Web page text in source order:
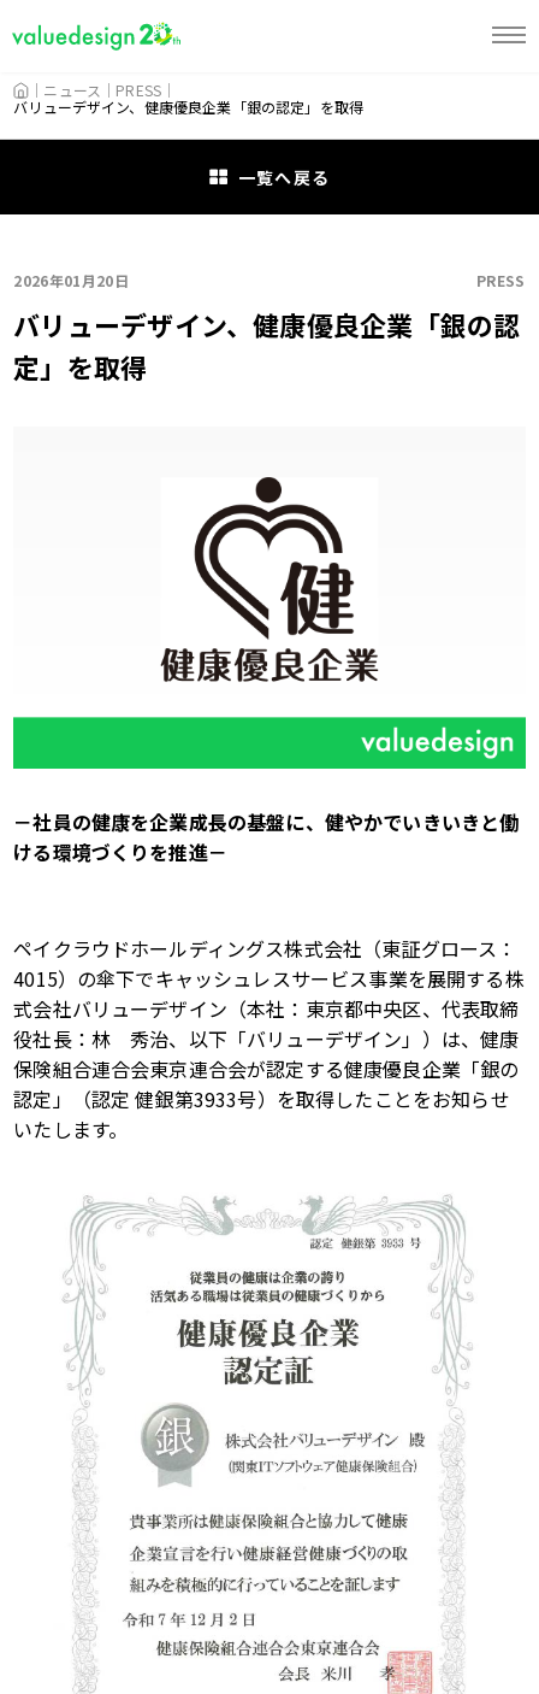
HOMEニュース
PRESS
バリューデザイン、健康優良企業「銀の認定」を取得
一覧へ戻る
2026年01月20日 PRESS
バリューデザイン、健康優良企業「銀の認
定」を取得
－社員の健康を企業成長の基盤に、健やかでいきいきと働
ける環境づくりを推進－
ペイクラウドホールディングス株式会社（東証グロース：
4015）の傘下でキャッシュレスサービス事業を展開する株
式会社バリューデザイン（本社：東京都中央区、代表取締
役社長：林 秀治、以下「バリューデザイン」）は、健康
保険組合連合会東京連合会が認定する健康優良企業「銀の
認定」（認定 健銀第3933号）を取得したことをお知らせ
いたします。